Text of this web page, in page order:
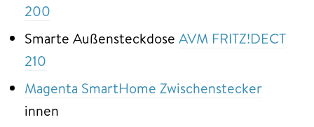
200
Smarte Außensteckdose AVM FRITZ!DECT
210
Magenta SmartHome Zwischenstecker
innen